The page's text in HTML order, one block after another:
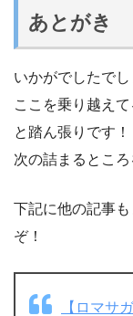
あとがき
いかがでしたでし
ここを乗り越え
と踏ん張りです！
次の詰まるとこ
下記に他の記事
ぞ！
【ロマサ